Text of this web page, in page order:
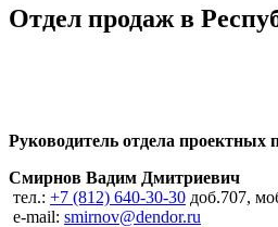
Отдел продаж в
Руководитель отдела проектных
Смирнов Вадим Дмитриевич
тел.: +7 (812) 640-30-30 доб.707,
e-mail: smirnov@dendor.ru